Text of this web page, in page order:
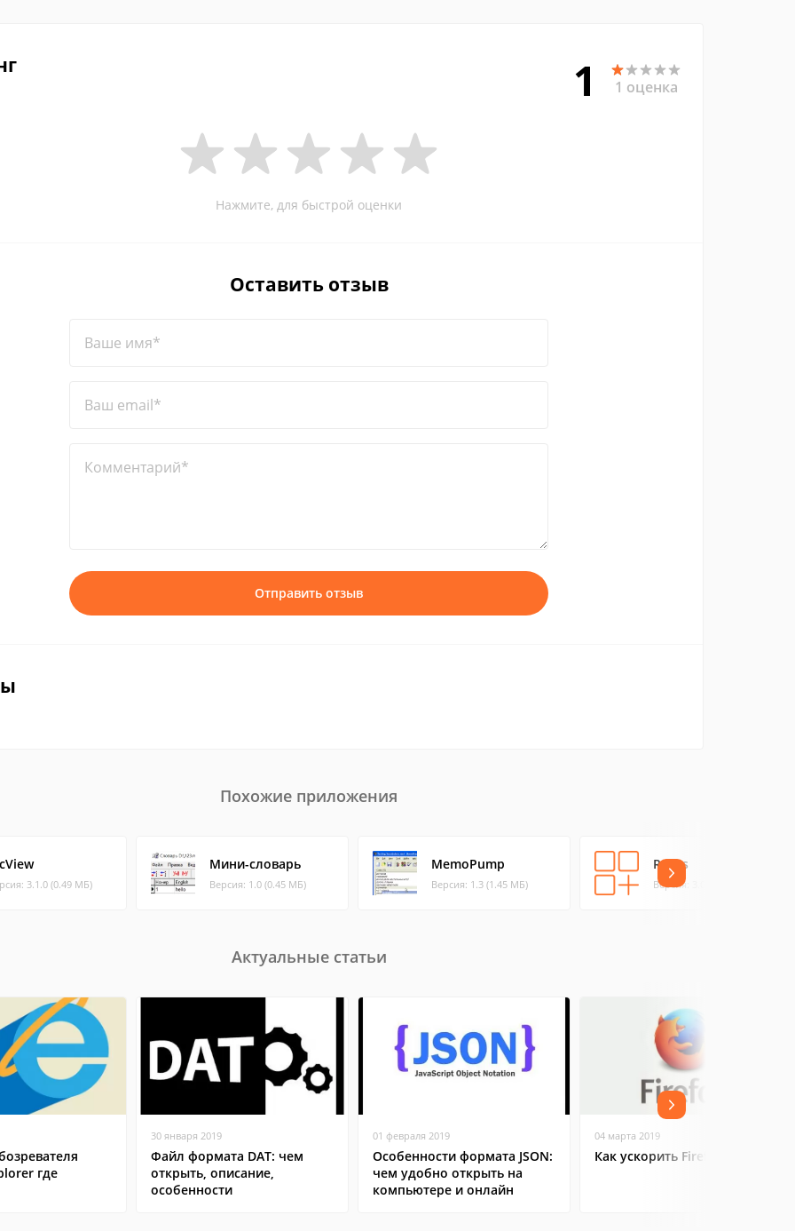
1 1 оценка
Нажмите, для быстрой оценки
Оставить отзыв
Ваше имя*
Ваш email*
Комментарий*
Отправить отзыв
Похожие приложения
3.1.0 (0.49 МБ)
Мини-словарь
Версия: 1.0 (0.45 МБ)
MemoPump
Версия: 1.3 (1.45 МБ)
Rorus
Версия: 3.0 (5.81 МБ)
Актуальные статьи
где
30 января 2019
Файл формата DAT: чем
открыть, описание,
особенности
01 февраля 2019
Особенности формата JSON:
чем удобно открыть на
компьютере и онлайн
04 марта 2019
Как ускорить Firefox